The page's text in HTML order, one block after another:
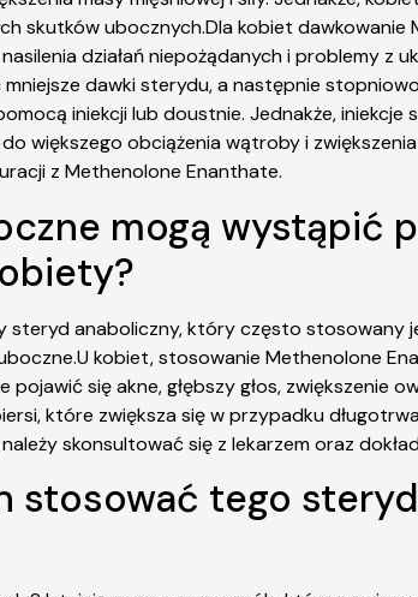
skutków ubocznych.Dla kobiet
działań niepożądanych i problemy z
dawki sterydu, a następnie
iniekcji lub doustnie. Jednakże,
większego obciążenia wątroby i
z Methenolone Enanthate.
mogą wystąpić
anaboliczny, który często stosowany
kobiet, stosowanie Methenolone
pojawić się akne, głębszy głos,
które zwiększa się w przypadku
skonsultować się z lekarzem oraz
stosować tego